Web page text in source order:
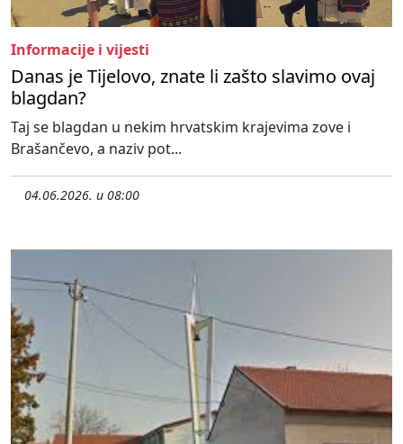
Informacije i vijesti
Danas je Tijelovo, znate li zašto slavimo ovaj
blagdan?
Taj se blagdan u nekim hrvatskim krajevima zove i
Brašančevo, a naziv pot...
04.06.2026. u 08:00